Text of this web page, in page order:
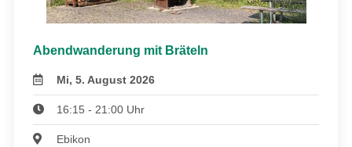
Abendwanderung mit Bräteln
Mi, 5. August 2026
16:15 - 21:00 Uhr
Ebikon